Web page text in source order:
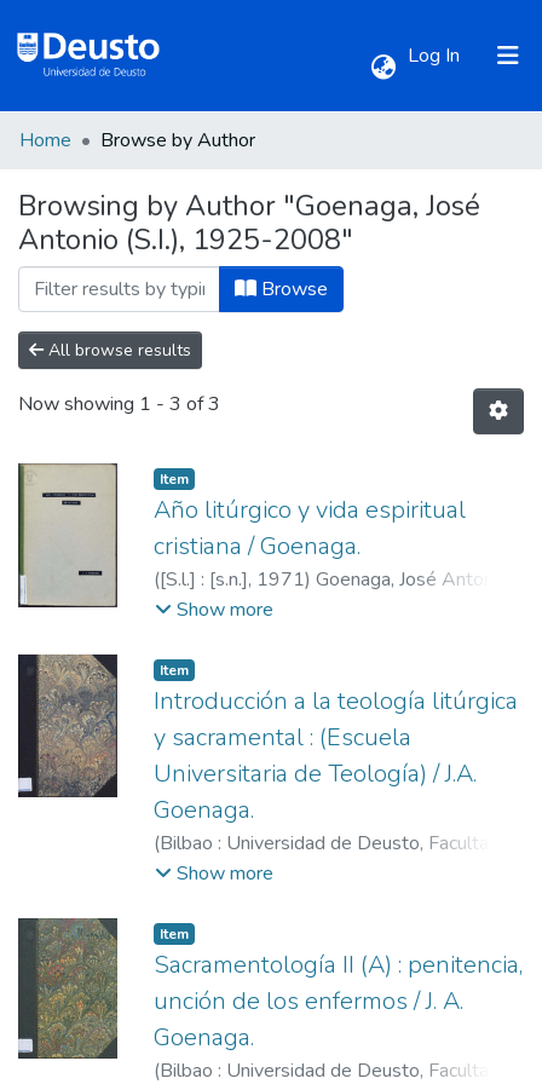
Log In (current)
All of DSpace
Home Browse by Author
Browsing by Author "Goenaga, José
Antonio (S.I.), 1925-2008"
Browse
All browse results
Now showing 1 - 3 of 3
Item
Año litúrgico y vida espiritual
cristiana / Goenaga.
([S.l.] : [s.n.], 1971) Goenaga, José Antonio
(S.I.), 1925-2008
Show more
Item
Introducción a la teología litúrgica
y sacramental : (Escuela
Universitaria de Teología) / J.A.
Goenaga.
(Bilbao : Universidad de Deusto, Facultad
de Teología,1970/1979
Deusto. Facultad de Teología
Show more
Item
Sacramentología II (A) : penitencia,
unción de los enfermos / J. A.
Goenaga.
(Bilbao : Universidad de Deusto, Facultad